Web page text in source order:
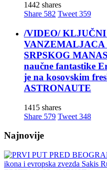
1442 shares
Share 582 Tweet 359
/VIDEO/
VANZEMALJACA
SRPSKOG
naučne fantastike
je na kosovskim
ASTRONAUTE
1415 shares
Share 579 Tweet 348
Najnovije